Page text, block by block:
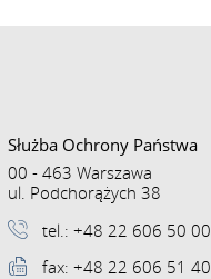
Służba Ochrony Państwa
00 - 463 Warszawa
ul. Podchorążych 38
tel.: +48 22 606 50 00
fax: +48 22 606 51 40